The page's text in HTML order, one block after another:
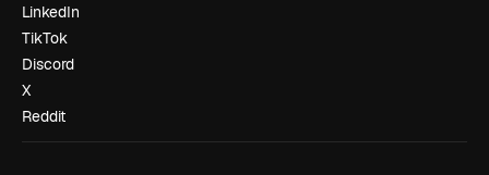
LinkedIn
TikTok
Discord
X
Reddit